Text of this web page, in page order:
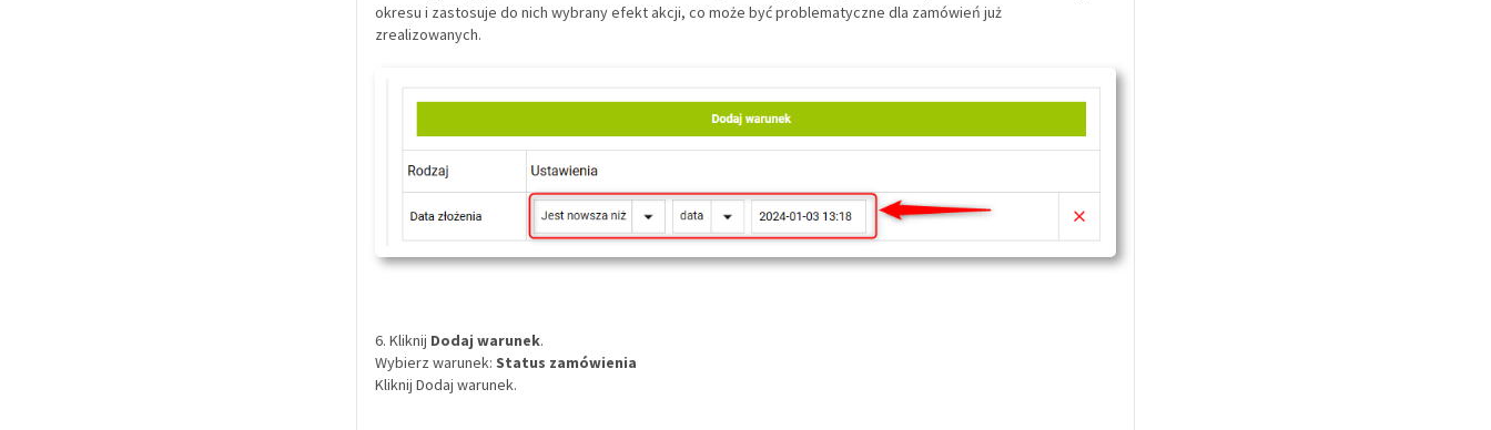
okresu i zastosuje do nich wybrany efekt akcji, co może być problematyczne dla zamówień już
zrealizowanych.
6. Kliknij Dodaj warunek.
Wybierz warunek: Status zamówienia
Kliknij Dodaj warunek.